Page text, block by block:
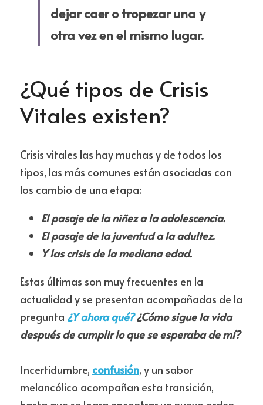
dejar caer o tropezar una y
otra vez en el mismo lugar.
¿Qué tipos de Crisis
Vitales existen?
Crisis vitales las hay muchas y de todos los
tipos, las más comunes están asociadas con
los cambio de una etapa:
El pasaje de la niñez a la adolescencia.
El pasaje de la juventud a la adultez.
Y las crisis de la mediana edad.
Estas últimas son muy frecuentes en la
actualidad y se presentan acompañadas de la
pregunta ¿Y ahora qué? ¿Cómo sigue la vida
después de cumplir lo que se esperaba de mí?
Incertidumbre, confusión, y un sabor
melancólico acompañan esta transición,